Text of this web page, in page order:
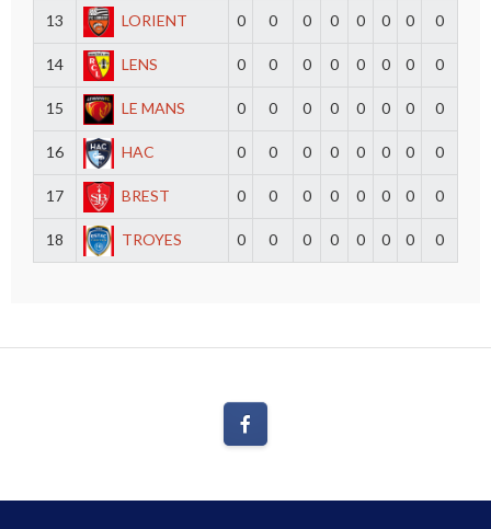
13 LORIENT 0 0 0 0 0 0 0 0
14 LENS 0 0 0 0 0 0 0 0
15 LE MANS 0 0 0 0 0 0 0 0
16 HAC 0 0 0 0 0 0 0 0
17 BREST 0 0 0 0 0 0 0 0
18 TROYES 0 0 0 0 0 0 0 0